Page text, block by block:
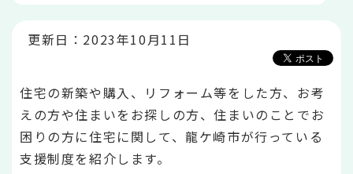
更新日：2023年10月11日
住宅の新築や購入、リフォーム等をした方、お考
えの方や住まいをお探しの方、住まいのことでお
困りの方に住宅に関して、龍ケ崎市が行っている
支援制度を紹介します。